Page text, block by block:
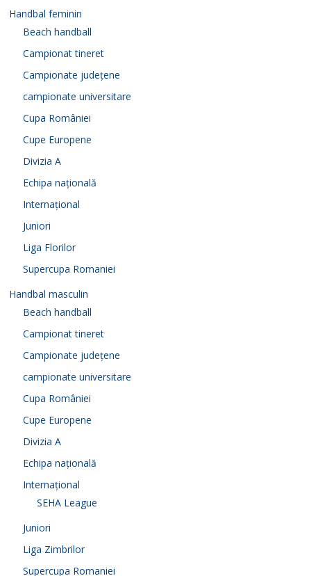
Handbal feminin
Beach handball
Campionat tineret
Campionate județene
campionate universitare
Cupa României
Cupe Europene
Divizia A
Echipa națională
Internațional
Juniori
Liga Florilor
Supercupa Romaniei
Handbal masculin
Beach handball
Campionat tineret
Campionate județene
campionate universitare
Cupa României
Cupe Europene
Divizia A
Echipa națională
Internațional
SEHA League
Juniori
Liga Zimbrilor
Supercupa Romaniei